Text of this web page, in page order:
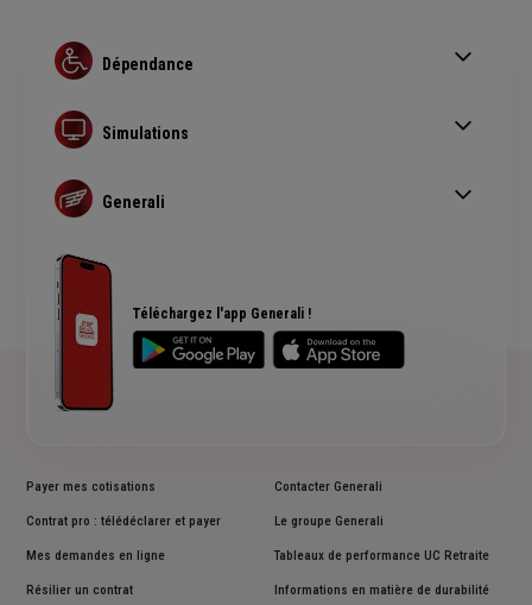
Téléchargez l'app Generali !
Dépendance
Coût de la dépendance
Anticiper la dépendance
Perte de mémoire : quand s'inquiéter ?
Simulations
Devis assurance bateau
Devis assurance habitation
Generali
Assurance dépendance
Téléassistance
Plan du site
Payer mes cotisations
Contrat pro : télédéclarer et payer
Mes demandes en ligne
Résilier un contrat
Contacter Generali
Le groupe Generali
Tableaux de performance UC Retraite
Informations en matière de durabilité